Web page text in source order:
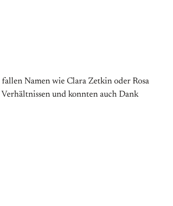
Namen wie Clara Zetkin oder Rosa
und konnten auch Dank